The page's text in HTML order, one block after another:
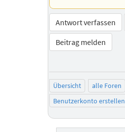
Antwort verfassen
Beitrag melden
Übersicht alle Foren
Benutzerkonto erstellen